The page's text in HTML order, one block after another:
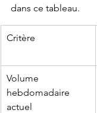
dans ce tableau.
Critère
Volume
hebdomadaire
actuel